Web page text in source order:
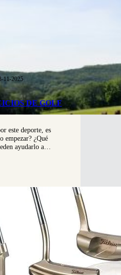
11-2025
DE GOLF
este deporte, es
empezar? ¿Qué
ayudarlo a…